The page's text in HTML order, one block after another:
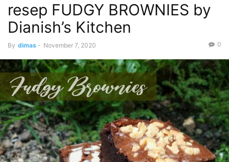
resep FUDGY BROWNIES by
Dianish’s Kitchen
By dimas - November 7, 2020 0